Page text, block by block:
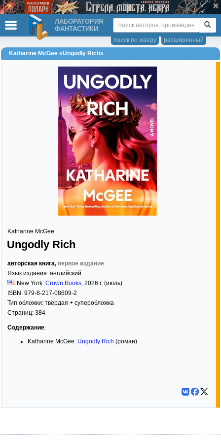
ЛАБОРАТОРИЯ
ФАНТАСТИКИ
расширенный
поиск по жанру
Katharine McGee «Ungodly Rich»
Katharine McGee
Ungodly Rich
авторская книга, первое издание
Язык издания: английский
New York: Crown Books, 2026 г. (июль)
ISBN: 979-8-217-08609-2
Тип обложки: твёрдая + суперобложка
Страниц: 384
Содержание:
Katharine McGee. Ungodly Rich (роман)